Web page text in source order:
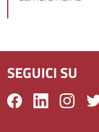
SEGUICI SU